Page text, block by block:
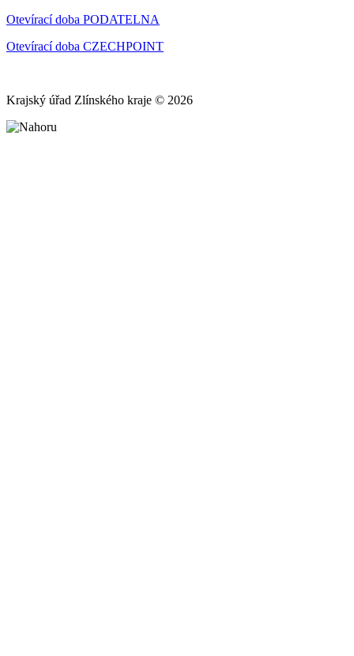
Otevírací doba PODATELNA
Otevírací doba CZECHPOINT
Krajský úřad Zlínského kraje © 2026